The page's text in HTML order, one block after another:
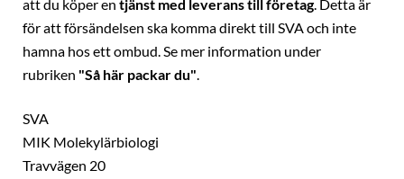
att du köper en tjänst med leverans till företag. Detta är
för att försändelsen ska komma direkt till SVA och inte
hamna hos ett ombud. Se mer information under
rubriken "Så här packar du".
SVA
MIK Molekylärbiologi
Travvägen 20